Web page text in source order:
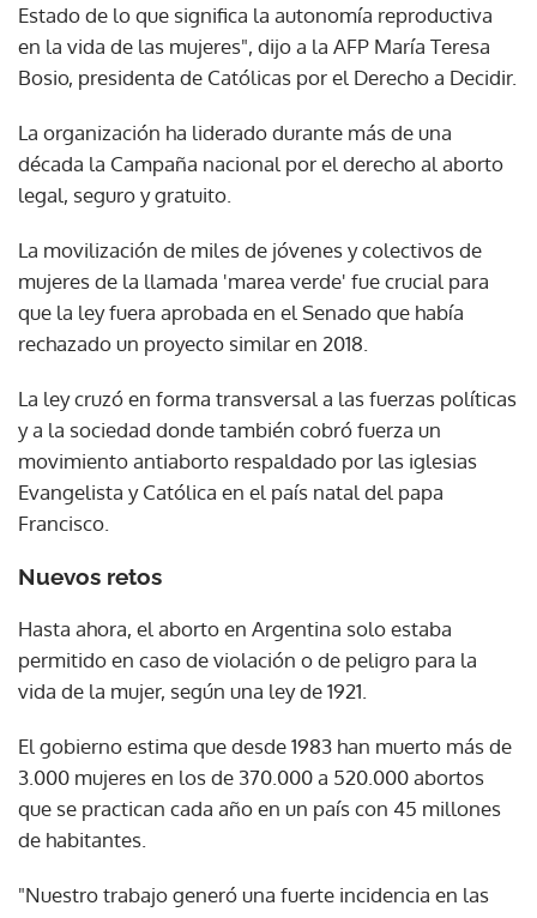
Estado de lo que significa la autonomía reproductiva
en la vida de las mujeres", dijo a la AFP María Teresa
Bosio, presidenta de Católicas por el Derecho a Decidir.
La organización ha liderado durante más de una
década la Campaña nacional por el derecho al aborto
legal, seguro y gratuito.
La movilización de miles de jóvenes y colectivos de
mujeres de la llamada 'marea verde' fue crucial para
que la ley fuera aprobada en el Senado que había
rechazado un proyecto similar en 2018.
La ley cruzó en forma transversal a las fuerzas políticas
y a la sociedad donde también cobró fuerza un
movimiento antiaborto respaldado por las iglesias
Evangelista y Católica en el país natal del papa
Francisco.
Nuevos retos
Hasta ahora, el aborto en Argentina solo estaba
permitido en caso de violación o de peligro para la
vida de la mujer, según una ley de 1921.
El gobierno estima que desde 1983 han muerto más de
3.000 mujeres en los de 370.000 a 520.000 abortos
que se practican cada año en un país con 45 millones
de habitantes.
"Nuestro trabajo generó una fuerte incidencia en las